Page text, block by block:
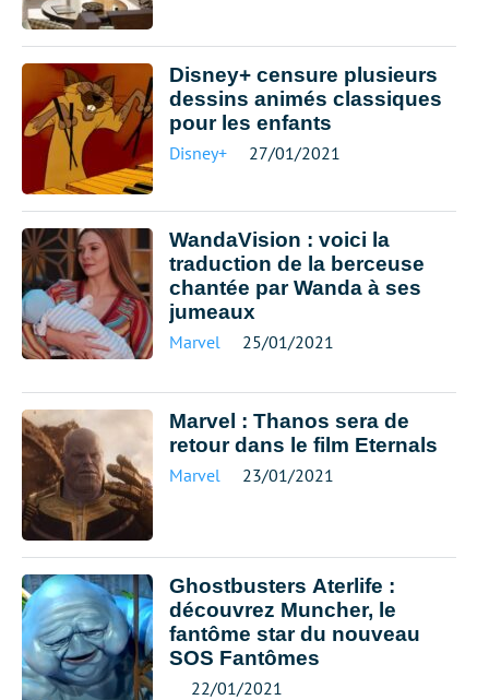
Disney+ censure plusieurs
dessins animés classiques
pour les enfants
Disney+ 27/01/2021
WandaVision : voici la
traduction de la berceuse
chantée par Wanda à ses
jumeaux
Marvel 25/01/2021
Marvel : Thanos sera de
retour dans le film Eternals
Marvel 23/01/2021
Ghostbusters Aterlife :
découvrez Muncher, le
fantôme star du nouveau
SOS Fantômes
22/01/2021